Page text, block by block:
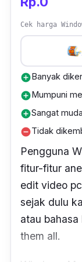
Cek harga
add_circleBanyak
add_circleMumpuni
add_circleSangat
remove_circleTidak
Pengguna
fitur-fitur
edit video
sejak dulu
atau bahasa
them all.